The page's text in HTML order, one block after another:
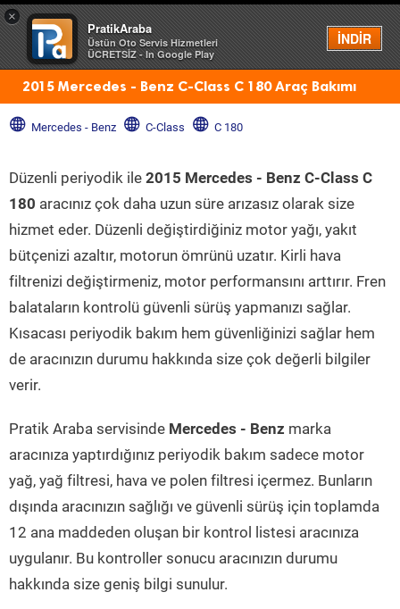
×
PratikAraba
Üstün Oto Servis Hizmetleri
ÜCRETSİZ - In Google Play
İNDİR
Menü
2015 Mercedes - Benz C-Class C 180 Araç Bakımı
Mercedes - Benz C-Class C 180
Düzenli periyodik ile 2015 Mercedes - Benz C-Class C
180 aracınız çok daha uzun süre arızasız olarak size
hizmet eder. Düzenli değiştirdiğiniz motor yağı, yakıt
bütçenizi azaltır, motorun ömrünü uzatır. Kirli hava
filtrenizi değiştirmeniz, motor performansını arttırır. Fren
balataların kontrolü güvenli sürüş yapmanızı sağlar.
Kısacası periyodik bakım hem güvenliğinizi sağlar hem
de aracınızın durumu hakkında size çok değerli bilgiler
verir.
Pratik Araba servisinde Mercedes - Benz marka
aracınıza yaptırdığınız periyodik bakım sadece motor
yağ, yağ filtresi, hava ve polen filtresi içermez. Bunların
dışında aracınızın sağlığı ve güvenli sürüş için toplamda
12 ana maddeden oluşan bir kontrol listesi aracınıza
uygulanır. Bu kontroller sonucu aracınızın durumu
hakkında size geniş bilgi sunulur.